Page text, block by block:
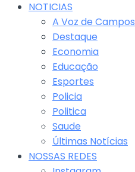
NOTICIAS
A Voz de Campos
Destaque
Economia
Educação
Esportes
Policia
Politica
Saude
Últimas Notícias
NOSSAS REDES